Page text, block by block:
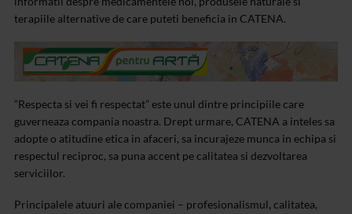
terapiile alternative de care puteti beneficia in CATENA.
“Respecta si vei fi respectat” este unul dintre principiile care
guverneaza compania noastra. Drept urmare, CATENA a inteles sa
adopte o atitudine etica in afaceri, sa incurajeze munca in echipa si
respectul reciproc, sa puna accent pe calitatea si dezvoltarea
serviciilor.
Principalele atuuri ale companiei – profesionalismul, calitatea,